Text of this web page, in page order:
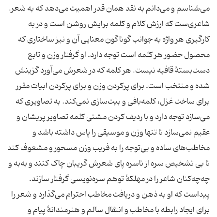
می‌شناسم و می‌دانم به نقد همان قدر اهمیت می‌دهد که به شعر.
شاعری‌ست که ارزش کلام و کلمه برایش روشن است و در به
کارگیری هر واژه به جوانب گوناگون معنایی آن و نیز ساختاری که
محصول حضور هر کلمه است توجه دارد. او گرفتار وزن و تابع
دست‌بستۀ قافیه نیست. هر کلمه که در شعرش می‌آورد گزینش
شده و منتخب است. برای پرکردن وزن و برای پرکردن ابیات مقرر
برای ساخت غزل، کلمه‌بافی و بیت‌سازی نمی‌کند. به تصاویری که
می‌سازد توجه دارد و با ردیف کردن مشتی کلمه تصاویر پریشان و
عقیم نمی‌سازد تا تنها وزن و موسیقی را پاس داشته باشد و
مخاطب‌های ساده و بی‌توجه را به فریب وزن مسحور و مشعوف کند
تا بی تشخیص سره از ناسره پای شعرش گریبان چاک کنند و به‌به و
چه‌چه‌کنان شاعر را در مهلکۀ توهم سره‌نویسی گرفتار سازند.
پیداست که او به ذهن و دریافت مخاطب احترام می‌گذارد و شعر را
برای ایجاد رابطه با مخاطب و انتقال سالم و هنرمندانۀ پیام و